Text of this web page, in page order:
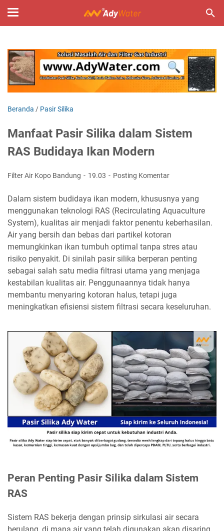
Beranda / Pasir Silika
Manfaat Pasir Silika dalam Sistem
RAS Budidaya Ikan Modern
Filter Air Kopo Bandung 19.03 Posting Komentar
Dalam sistem budidaya ikan modern, khususnya yang
menggunakan teknologi RAS (Recirculating Aquaculture
System), kualitas air menjadi faktor penentu keberhasilan.
Air yang bersih dan bebas dari partikel kotoran
memungkinkan ikan tumbuh optimal tanpa stres atau
risiko penyakit. Di sinilah pasir silika berperan penting
sebagai salah satu media filtrasi utama yang menjaga
kestabilan kualitas air. Penggunaannya tidak hanya
membantu menyaring kotoran halus, tetapi juga
meningkatkan efisiensi sistem filtrasi secara keseluruhan.
Peran Penting Pasir Silika dalam Sistem
RAS
Sistem RAS bekerja dengan prinsip sirkulasi air secara
berulang, di mana air yang telah digunakan akan disaring